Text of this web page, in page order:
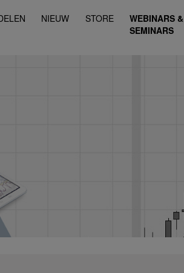
NIEUW STORE
WEBINARS &
SEMINARS